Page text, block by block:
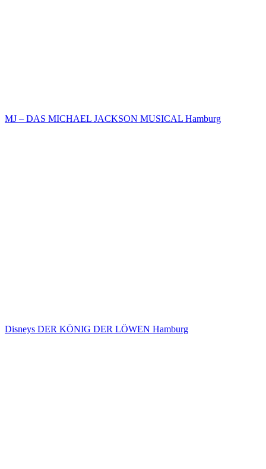
MJ – DAS MICHAEL JACKSON MUSICAL Hamburg
Disneys DER KÖNIG DER LÖWEN Hamburg